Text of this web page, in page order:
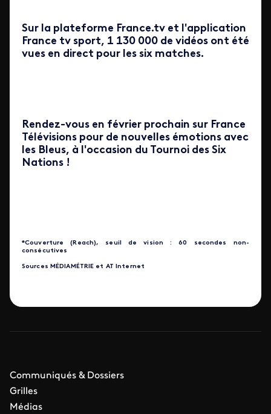
Sur la plateforme France.tv et l'application
France tv sport, 1 130 000 de vidéos ont été
vues en direct pour les six matches.
Rendez-vous en février prochain sur France
Télévisions pour de nouvelles émotions avec
les Bleus, à l'occasion du Tournoi des Six
Nations !
*Couverture (Reach), seuil de vision : 60 secondes non-
consécutives
Sources MÉDIAMÉTRIE et AT Internet
Communiqués & Dossiers
Grilles
Médias